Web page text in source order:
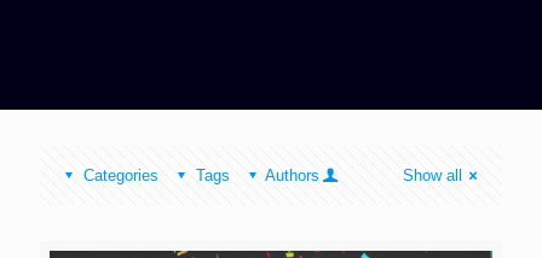
Categories Tags Authors Show all